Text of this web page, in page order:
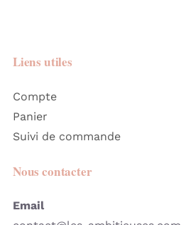
Liens utiles
Compte
Panier
Suivi de commande
Nous contacter
Email